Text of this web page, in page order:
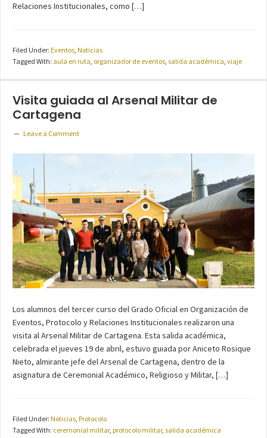
Relaciones Institucionales, como […]
Filed Under: Eventos, Noticias
Tagged With: aula en ruta, organizador de eventos, salida académica, viaje
Visita guiada al Arsenal Militar de
Cartagena
Leave a Comment
Los alumnos del tercer curso del Grado Oficial en Organización de
Eventos, Protocolo y Relaciones Institucionales realizaron una
visita al Arsenal Militar de Cartagena. Esta salida académica,
celebrada el jueves 19 de abril, estuvo guiada por Aniceto Rosique
Nieto, almirante jefe del Arsenal de Cartagena, dentro de la
asignatura de Ceremonial Académico, Religioso y Militar, […]
Filed Under: Noticias, Protocolo
Tagged With: ceremonial militar, protocolo militar, salida académica